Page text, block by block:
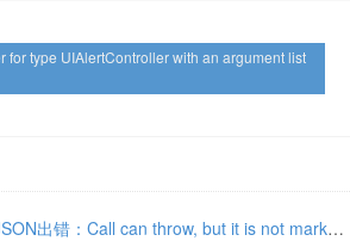
for type UIAlertController with an argument list
【已解决】Swift代码JSON出错：Call can throw, but it is not marked with ‘try’ and the error is not handled